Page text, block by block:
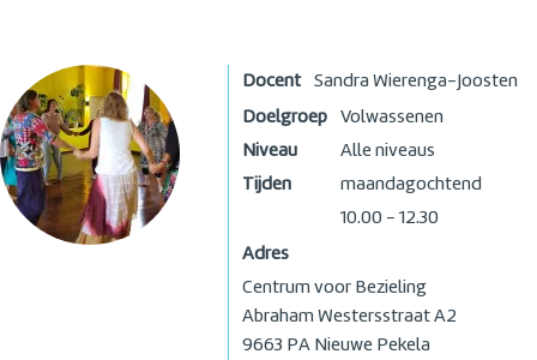
Docent
Sandra Wierenga-Joosten
Doelgroep
Volwassenen
Niveau
Alle niveaus
Tijden
maandagochtend
10.00 - 12.30
Adres
Centrum voor Bezieling
Abraham Westersstraat A2
9663 PA Nieuwe Pekela